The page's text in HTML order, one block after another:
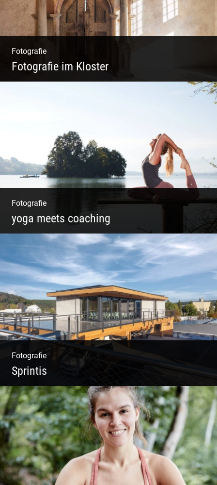
Fotografie
Fotografie im Kloster
Fotografie
yoga meets coaching
Sonnengruß Katharina Kirchner
Fotografie
Sprintis
Wer will nicht dort arbeiten?